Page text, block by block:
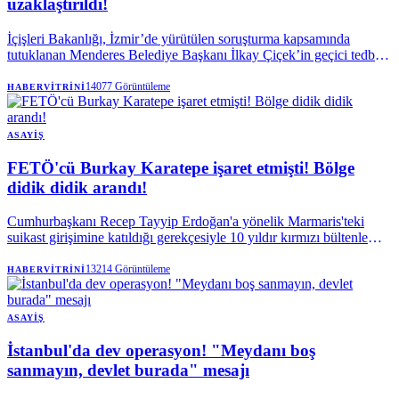
uzaklaştırıldı!
İçişleri Bakanlığı, İzmir’de yürütülen soruşturma kapsamında
tutuklanan Menderes Belediye Başkanı İlkay Çiçek’in geçici tedbir
HABERVITRINI14077 Görüntüleme
ASAYIŞ
FETÖ'cü Burkay Karatepe işaret etmişti! Bölge
didik didik arandı!
Cumhurbaşkanı Recep Tayyip Erdoğan'a yönelik Marmaris'teki
suikast girişimine katıldığı gerekçesiyle 10 yıldır kırmızı bültenle
Burkay Karatepe'nin gösterdiği bölgelerde yapılan aramalardan
sonuç çıkmadı. Ekipler, 155 personel, 23 dedektör ve 3 köpekle
yürüttüğü çalışmalarda silah ve mühimmata rastlayamadı.
HABERVITRINI13214 Görüntüleme
ASAYIŞ
İstanbul'da dev operasyon! "Meydanı boş
sanmayın, devlet burada" mesajı